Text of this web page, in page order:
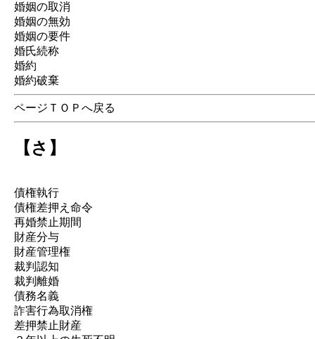
婚姻の取消
婚姻の無効
婚姻の要件
婚氏続称
婚約
婚約破棄
ページＴＯＰへ戻る
【さ】
債権執行
債権差押え命令
再婚禁止期間
財産分与
財産管理権
裁判認知
裁判離婚
債務名義
詐害行為取消権
差押禁止財産